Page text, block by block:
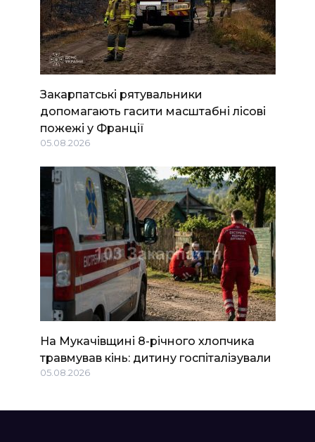
Закарпатські рятувальники
допомагають гасити масштабні лісові
пожежі у Франції
05.08.2026
На Мукачівщині 8-річного хлопчика
травмував кінь: дитину госпіталізували
05.08.2026